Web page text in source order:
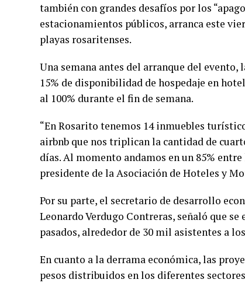
también con grandes desafíos por los
estacionamientos públicos, arranca este
playas rosaritenses.
Una semana antes del arranque del
15% de disponibilidad de hospedaje en
al 100% durante el fin de semana.
“En Rosarito tenemos 14 inmuebles
airbnb que nos triplican la cantidad de
días. Al momento andamos en un 85%
presidente de la Asociación de Hoteles y
Por su parte, el secretario de desarrollo
Leonardo Verdugo Contreras, señaló que
pasados, alrededor de 30 mil asistentes a
En cuanto a la derrama económica, las
pesos distribuidos en los diferentes